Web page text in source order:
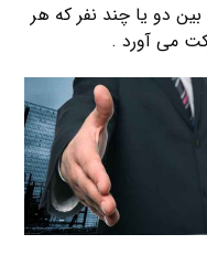
دو یا چند نفر که هر
می آورد .